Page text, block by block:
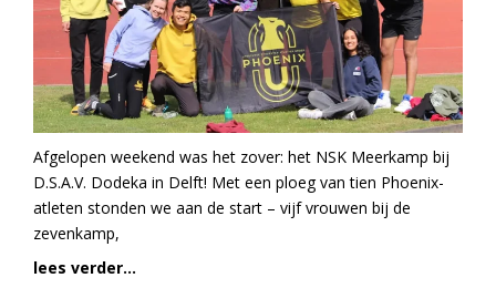
Afgelopen weekend was het zover: het NSK Meerkamp bij
D.S.A.V. Dodeka in Delft! Met een ploeg van tien Phoenix-
atleten stonden we aan de start – vijf vrouwen bij de
zevenkamp,
lees verder...